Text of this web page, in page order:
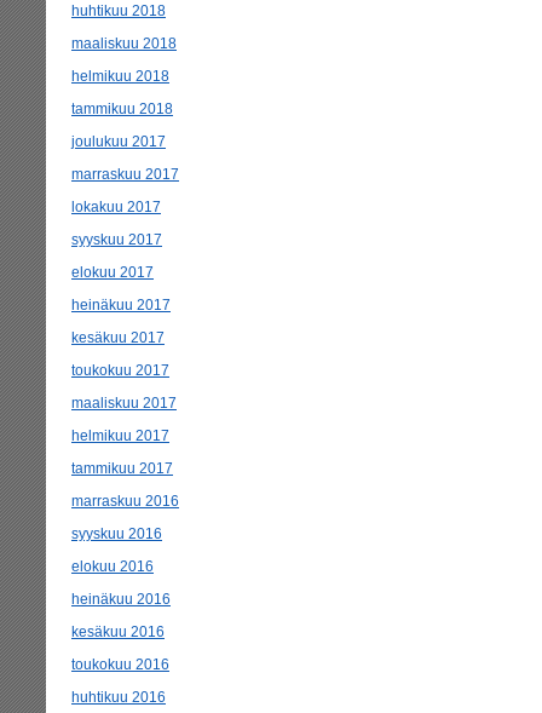
huhtikuu 2018
maaliskuu 2018
helmikuu 2018
tammikuu 2018
joulukuu 2017
marraskuu 2017
lokakuu 2017
syyskuu 2017
elokuu 2017
heinäkuu 2017
kesäkuu 2017
toukokuu 2017
maaliskuu 2017
helmikuu 2017
tammikuu 2017
marraskuu 2016
syyskuu 2016
elokuu 2016
heinäkuu 2016
kesäkuu 2016
toukokuu 2016
huhtikuu 2016